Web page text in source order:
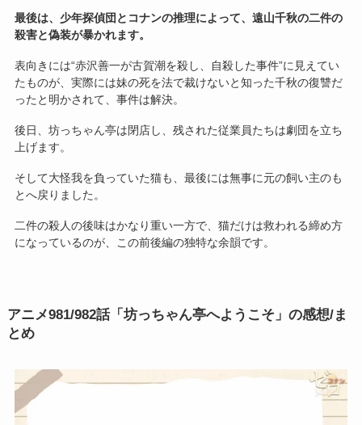
最後は、少年探偵団とコナンの推理によって、遠山千秋の二件の
殺害と偽装が暴かれます。
表向きには“赤沢善一が古賀潮を殺し、自殺した事件”に見えてい
たものが、実際には妹の死を法で裁けないと知った千秋の復讐だ
ったと明かされて、事件は解決。
後日、坊っちゃん亭は閉店し、残された従業員たちは劇団を立ち
上げます。
そして大怪我を負っていた猫も、最後には無事に元の飼い主のも
とへ戻りました。
二件の殺人の後味はかなり重い一方で、猫だけは救われる締め方
になっているのが、この前後編の独特な余韻です。
アニメ981/982話「坊っちゃん亭へようこそ」の感想/ま
とめ